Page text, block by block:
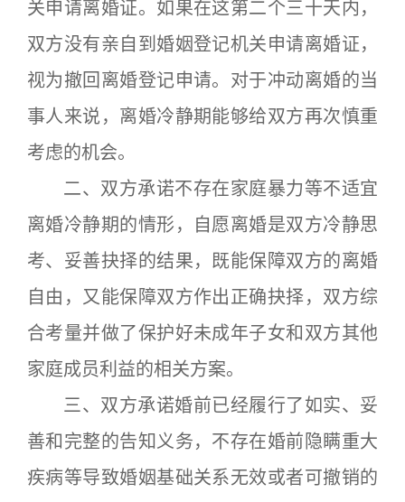
关申请离婚证。如果在这第二个三十天内，
双方没有亲自到婚姻登记机关申请离婚证，
视为撤回离婚登记申请。对于冲动离婚的当
事人来说，离婚冷静期能够给双方再次慎重
考虑的机会。
二、双方承诺不存在家庭暴力等不适宜
离婚冷静期的情形，自愿离婚是双方冷静思
考、妥善抉择的结果，既能保障双方的离婚
自由，又能保障双方作出正确抉择，双方综
合考量并做了保护好未成年子女和双方其他
家庭成员利益的相关方案。
三、双方承诺婚前已经履行了如实、妥
善和完整的告知义务，不存在婚前隐瞒重大
疾病等导致婚姻基础关系无效或者可撤销的